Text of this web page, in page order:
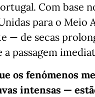
Com base
para o Meio
— de secas
passagem
os fenómenos
intensas —